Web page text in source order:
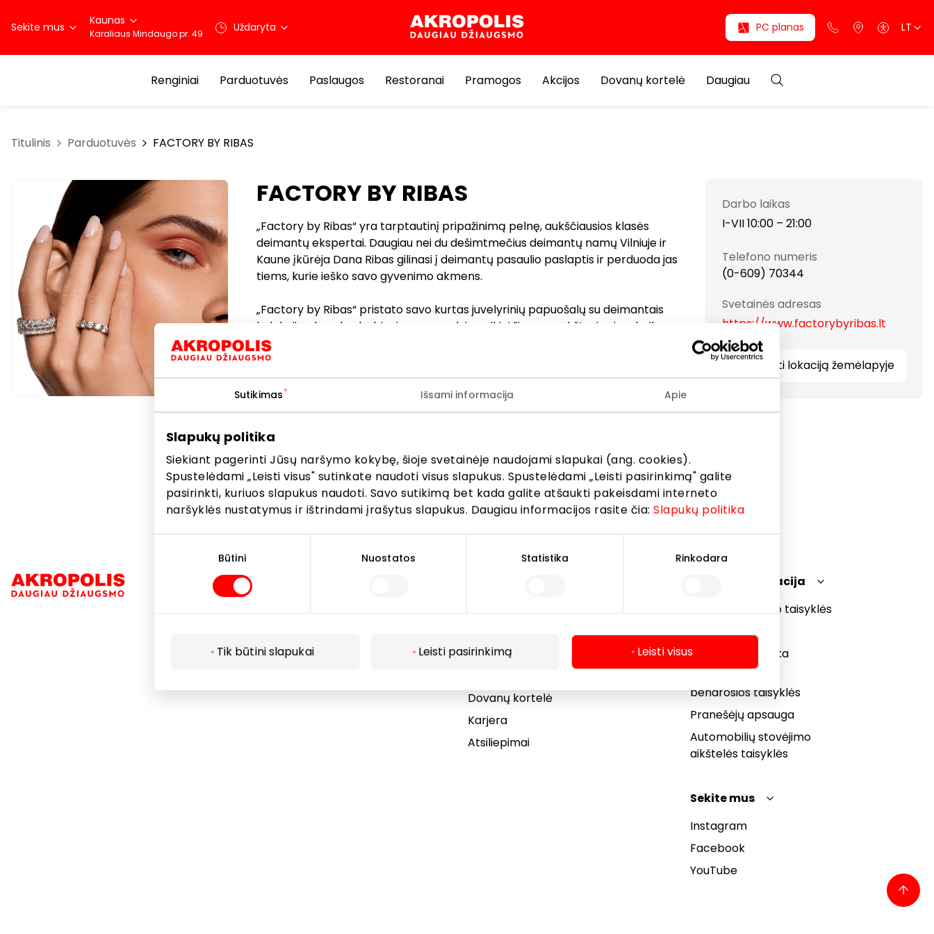
Sutikimas Išsami informacija Apie
Slapukų politika
Siekiant pagerinti Jūsų naršymo kokybę, šioje svetainėje naudojami slapukai (ang. cookies).
Spustelėdami „Leisti visus" sutinkate naudoti visus slapukus. Spustelėdami „Leisti pasirinkimą" galite
pasirinkti, kuriuos slapukus naudoti. Savo sutikimą bet kada galite atšaukti pakeisdami interneto
naršyklės nustatymus ir ištrindami įrašytus slapukus. Daugiau informacijos rasite čia:Slapukų politika
Būtini Nuostatos Statistika Rinkodara
Tik būtini slapukai Leisti pasirinkimą Leisti visus
Sekite mus Kaunas
Karaliaus Mindaugo pr. 49 Uždaryta PC planas LT
Renginiai Parduotuvės Paslaugos Restoranai Pramogos Akcijos Dovanų kortelė Daugiau
Titulinis Parduotuvės FACTORY BY RIBAS
FACTORY BY RIBAS
„Factory by Ribas“ yra tarptautinį pripažinimą pelnę, aukščiausios klasės
deimantų ekspertai. Daugiau nei du dešimtmečius deimantų namų Vilniuje ir
Kaune įkūrėja Dana Ribas gilinasi į deimantų pasaulio paslaptis ir perduoda jas
tiems, kurie ieško savo gyvenimo akmens.
„Factory by Ribas“ pristato savo kurtas juvelyrinių papuošalų su deimantais
kolekcijas, bendradarbiauja su pasaulyje puikiai žinomu aukštosios juvelyrikos
prekės ženklu „Messika“, siūlo įsigyti investicijoms tinkančių laisvųjų deimantų.
Narystė Izraelio deimantų biržoje užtikrina galimybę maksimaliai išpildyti
pirkėjų norus ir pageidavimus, patikrinti deimantų sertifikatus ir duoti
profesionalų patarimą.
Dovanos, aksesuarai
Darbo laikas
I-VII 10:00 – 21:00
Telefono numeris
(0-609) 70344
Svetainės adresas
https://www.factorybyribas.lt
Rodyti lokaciją žemėlapyje
Navigacija
Restoranai ir kavinės
Draugiški gyvūnams
Kontaktai
Dovanų kortelė
Karjera
Atsiliepimai
Teisinė informacija
Prekybos centro taisyklės
Slapukų politika
Privatumo politika
Dovanų kortelės
bendrosios taisyklės
Pranešėjų apsauga
Automobilių stovėjimo
aikštelės taisyklės
Sekite mus
Instagram
Facebook
YouTube